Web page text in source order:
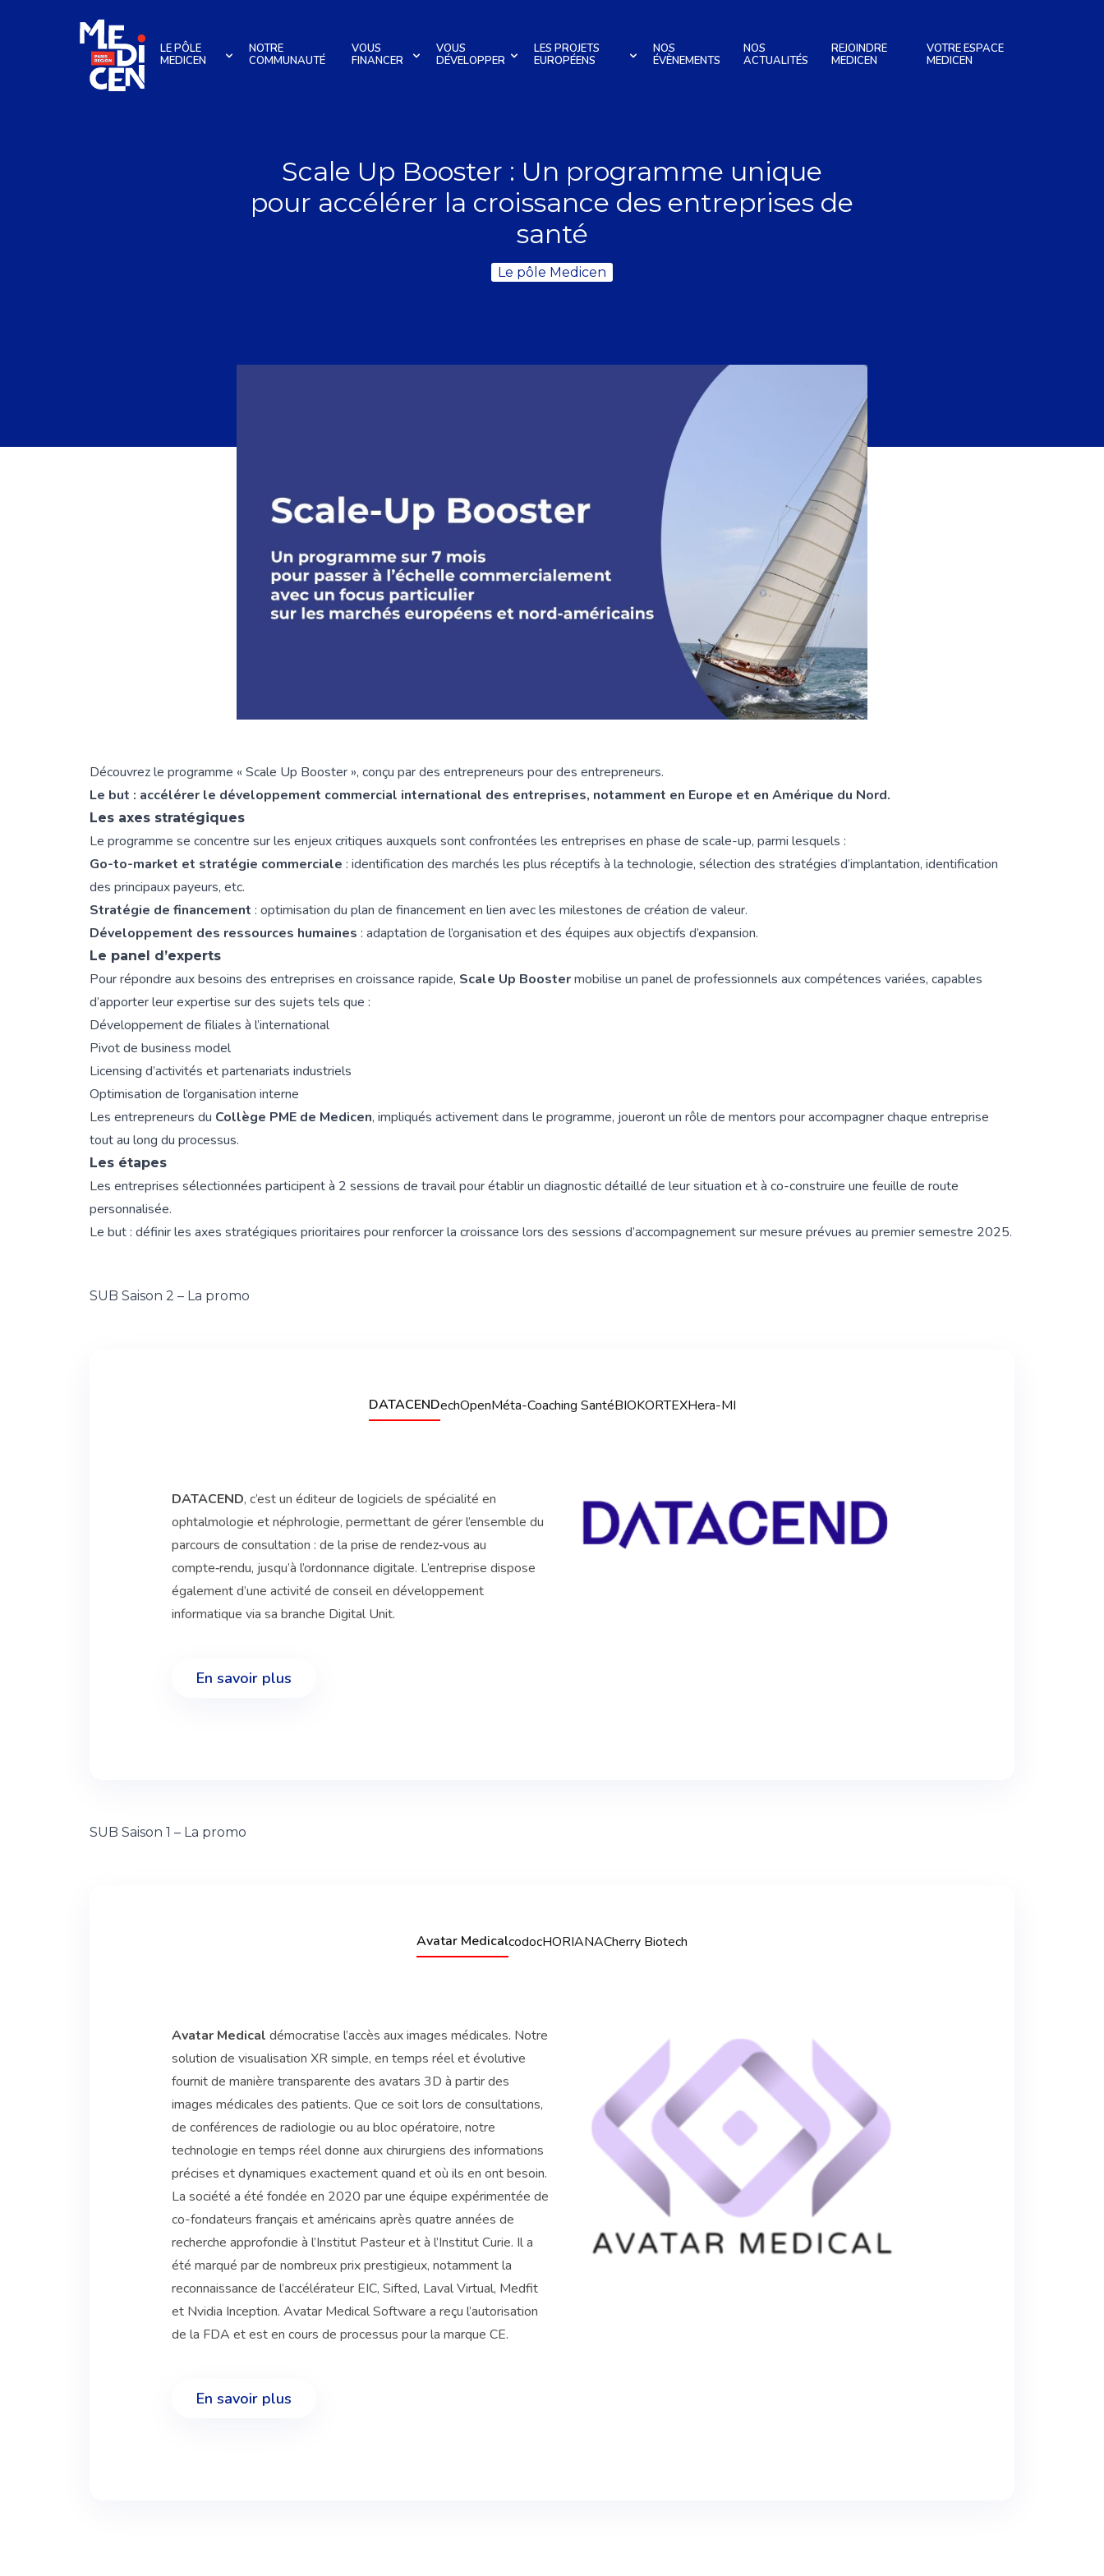
LE PÔLE
MEDICEN
NOTRE
COMMUNAUTÉ
VOUS
FINANCER
VOUS
DÉVELOPPER
LES PROJETS
EUROPÉENS
NOS
ÉVÈNEMENTS
NOS
ACTUALITÉS
REJOINDRE
MEDICEN
VOTRE ESPACE
MEDICEN
Scale Up Booster : Un programme unique
pour accélérer la croissance des entreprises de
santé
Le pôle Medicen
Découvrez le programme « Scale Up Booster », conçu par des entrepreneurs pour des entrepreneurs.
Le but : accélérer le développement commercial international des entreprises, notamment en Europe et en Amérique du Nord.
Les axes stratégiques
Le programme se concentre sur les enjeux critiques auxquels sont confrontées les entreprises en phase de scale-up, parmi lesquels :
Go-to-market et stratégie commerciale : identification des marchés les plus réceptifs à la technologie, sélection des stratégies d’implantation, identification
des principaux payeurs, etc.
Stratégie de financement : optimisation du plan de financement en lien avec les milestones de création de valeur.
Développement des ressources humaines : adaptation de l’organisation et des équipes aux objectifs d’expansion.
Le panel d’experts
Pour répondre aux besoins des entreprises en croissance rapide, Scale Up Boostermobilise un panel de professionnels aux compétences variées, capables
d’apporter leur expertise sur des sujets tels que :
Développement de filiales à l’international
Pivot de business model
Licensing d’activités et partenariats industriels
Optimisation de l’organisation interne
Les entrepreneurs du Collège PME de Medicen, impliqués activement dans le programme, joueront un rôle de mentors pour accompagner chaque entreprise
tout au long du processus.
Les étapes
Les entreprises sélectionnées participent à 2 sessions de travail pour établir un diagnostic détaillé de leur situation et à co-construire une feuille de route
personnalisée.
Le but : définir les axes stratégiques prioritaires pour renforcer la croissance lors des sessions d’accompagnement sur mesure prévues au premier semestre 2025.
SUB Saison 2 – La promo
DATACENDechOpenMéta-Coaching SantéBIOKORTEXHera-MI
DATACEND, c’est un éditeur de logiciels de spécialité en
ophtalmologie et néphrologie, permettant de gérer l’ensemble du
parcours de consultation : de la prise de rendez‑vous au
compte‑rendu, jusqu’à l’ordonnance digitale. L’entreprise dispose
également d’une activité de conseil en développement
informatique via sa branche Digital Unit.
En savoir plus
SUB Saison 1 – La promo
Avatar MedicalcodocHORIANACherry Biotech
Avatar Medical démocratise l’accès aux images médicales. Notre
solution de visualisation XR simple, en temps réel et évolutive
fournit de manière transparente des avatars 3D à partir des
images médicales des patients. Que ce soit lors de consultations,
de conférences de radiologie ou au bloc opératoire, notre
technologie en temps réel donne aux chirurgiens des informations
précises et dynamiques exactement quand et où ils en ont besoin.
La société a été fondée en 2020 par une équipe expérimentée de
co-fondateurs français et américains après quatre années de
recherche approfondie à l’Institut Pasteur et à l’Institut Curie. Il a
été marqué par de nombreux prix prestigieux, notamment la
reconnaissance de l’accélérateur EIC, Sifted, Laval Virtual, Medfit
et Nvidia Inception. Avatar Medical Software a reçu l’autorisation
de la FDA et est en cours de processus pour la marque CE.
En savoir plus